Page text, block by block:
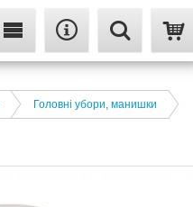
Головні убори, манишки